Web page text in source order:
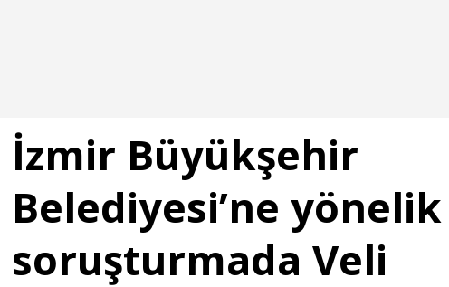
İzmir Büyükşehir
Belediyesi’ne yönelik
soruşturmada Veli